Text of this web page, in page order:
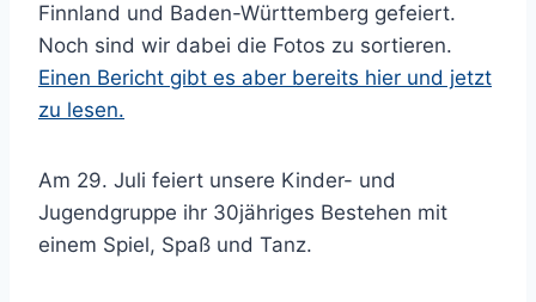
Finnland und Baden-Württemberg gefeiert.
Noch sind wir dabei die Fotos zu sortieren.
Einen Bericht gibt es aber bereits hier und jetzt
zu lesen.
Am 29. Juli feiert unsere Kinder- und
Jugendgruppe ihr 30jähriges Bestehen mit
einem Spiel, Spaß und Tanz.